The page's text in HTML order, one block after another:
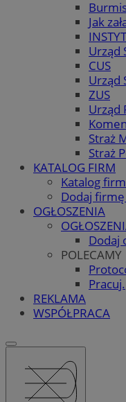
Jak
Urząd
CUS
Urząd
ZUS
Urząd
Straż
Straż
KATALOG FIRM
Katalog firm
Dodaj
OGŁOSZENIA
Dodaj
POLECAMY
REKLAMA
WSPÓŁPRACA